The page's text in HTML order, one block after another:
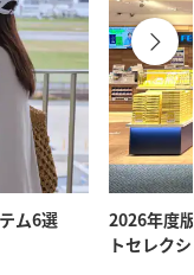
ム6選
2026年度
トセレク